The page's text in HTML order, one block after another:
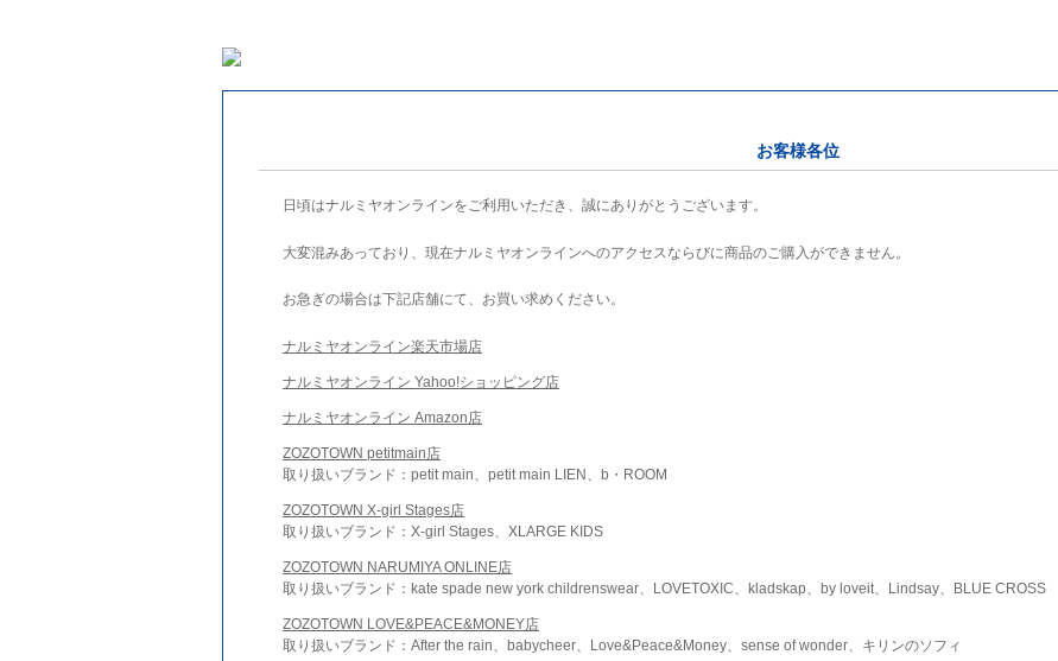
お客様各位
日頃はナルミヤオンラインをご利用いただき、誠にありがとうございます。
大変混みあっており、現在ナルミヤオンラインへのアクセスならびに商品のご購入ができません。
お急ぎの場合は下記店舗にて、お買い求めください。
ナルミヤオンライン楽天市場店
ナルミヤオンライン Yahoo!ショッピング店
ナルミヤオンライン Amazon店
ZOZOTOWN petitmain店
取り扱いブランド：petit main、petit main LIEN、b・ROOM
ZOZOTOWN X-girl Stages店
取り扱いブランド：X-girl Stages、XLARGE KIDS
ZOZOTOWN NARUMIYA ONLINE店
取り扱いブランド：kate spade new york childrenswear、LOVETOXIC、kladskap、by loveit、Lindsay、BLUE CROSS
ZOZOTOWN LOVE&PEACE&MONEY店
取り扱いブランド：After the rain、babycheer、Love&Peace&Money、sense of wonder、キリンのソフィ